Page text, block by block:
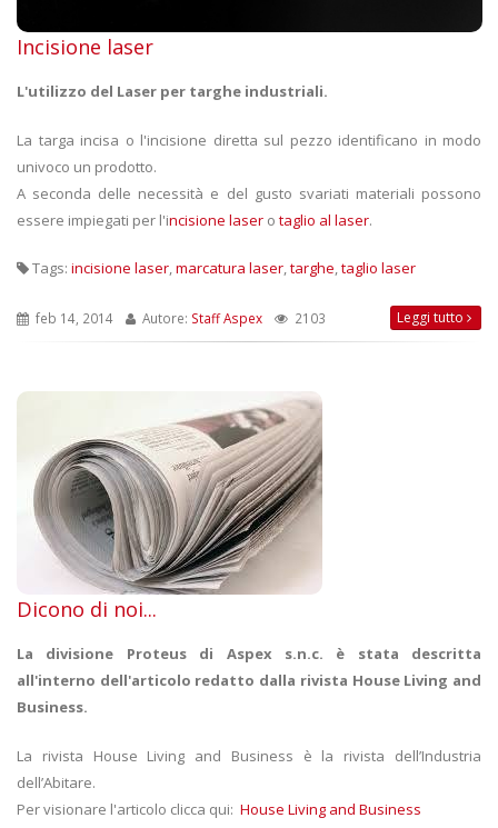
Incisione laser
L'utilizzo del Laser per targhe industriali.
La targa incisa o l'incisione diretta sul pezzo identificano in modo
univoco un prodotto.
A seconda delle necessità e del gusto svariati materiali possono
essere impiegati per l'incisione laser o taglio al laser.
Tags: incisione laser,marcatura laser,targhe,taglio laser
feb 14, 2014 Autore: Staff Aspex 2103 Leggi tutto
Dicono di noi...
La divisione Proteus di Aspex s.n.c. è stata descritta
all'interno dell'articolo redatto dalla rivista House Living and
Business.
La rivista House Living and Business è la rivista dell’Industria
dell’Abitare.
Per visionare l'articolo clicca qui: House Living and Business